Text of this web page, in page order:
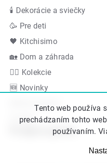
Tento web používa
prechádzaním tohto
používaním.
🕯 Dekorácie a sviečky
🥳 Pre deti
🖤 Kitchisimo
🏡 Dom a záhrada
👍🏻 Kolekcie
🆕 Novinky
Akčná ponuka
Značky
Podporujeme